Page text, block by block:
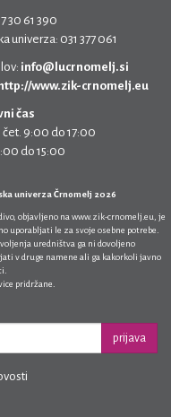
30 61 390
univerza: 031 377 061
info@lucrnomelj.si
http://www.zik-crnomelj.eu
čas
čet. 9:00 do 17:00
do 15:00
univerza Črnomelj 2026
objavljeno na www.zik-crnomelj.eu , je
uporabljati le za svoje osebne potrebe.
uredništva ga ni dovoljeno
v druge namene ali ga kakorkoli javno
pridržane.
prijava